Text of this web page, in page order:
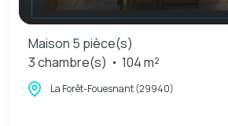
Maison 5 pièce(s)
3 chambre(s)
104 m²
La Forêt-Fouesnant (29940)